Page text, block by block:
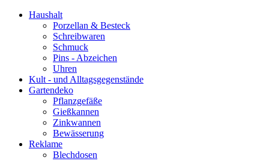
Haushalt
Porzellan & Besteck
Schreibwaren
Schmuck
Pins - Abzeichen
Uhren
Kult - und Alltagsgegenstände
Gartendeko
Pflanzgefäße
Gießkannen
Zinkwannen
Bewässerung
Reklame
Blechdosen